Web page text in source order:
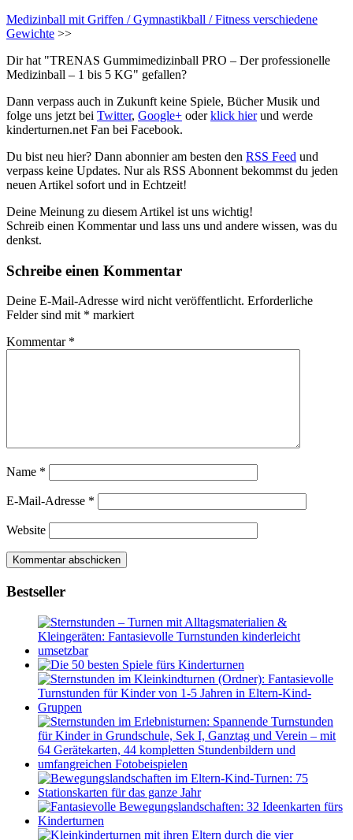
Medizinball mit Griffen / Gymnastikball / Fitness verschiedene
Gewichte >>
Dir hat "TRENAS Gummimedizinball PRO – Der professionelle
Medizinball – 1 bis 5 KG" gefallen?
Dann verpass auch in Zukunft keine Spiele, Bücher Musik und
folge uns jetzt bei Twitter, Google+ oderklick hierund werde
kinderturnen.net Fan bei Facebook.
Du bist neu hier? Dann abonnier am besten den RSS Feed und
verpass keine Updates. Nur als RSS Abonnent bekommst du jeden
neuen Artikel sofort und in Echtzeit!
Deine Meinung zu diesem Artikel ist uns wichtig!
Schreib einen Kommentar und lass uns und andere wissen, was du
denkst.
Schreibe einen Kommentar
Deine E-Mail-Adresse wird nicht veröffentlicht. Erforderliche
Felder sind mit * markiert
Kommentar *
Name *
E-Mail-Adresse *
Website
Bestseller